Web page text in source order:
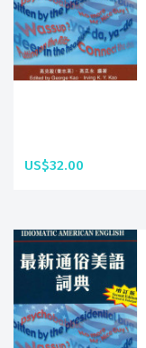
US$32.00